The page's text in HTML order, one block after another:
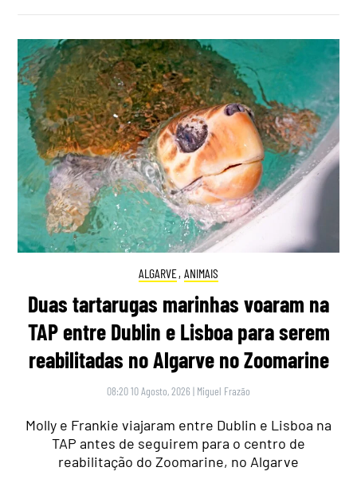
ALGARVE, ANIMAIS
Duas tartarugas marinhas voaram na
TAP entre Dublin e Lisboa para serem
reabilitadas no Algarve no Zoomarine
08:20 10 Agosto, 2026 | Miguel Frazão
Molly e Frankie viajaram entre Dublin e Lisboa na
TAP antes de seguirem para o centro de
reabilitação do Zoomarine, no Algarve